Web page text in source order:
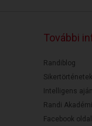
További
Randiblog
Sikertörténetek
Intelligens
Randi
Facebook